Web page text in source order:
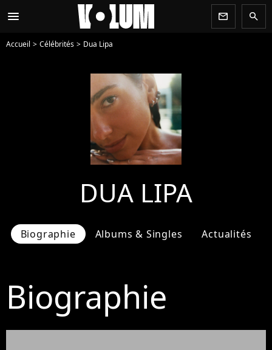
menu newsletter search
Accueil Célébrités Dua Lipa
DUA LIPA
Biographie Albums & Singles Actualités
Biographie